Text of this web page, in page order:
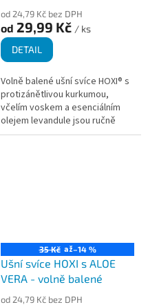
od 24,79 Kč bez DPH
od 29,99 Kč / ks
DETAIL
Volně balené ušní svíce HOXI® s
protizánětlivou kurkumou,
včelím voskem a esenciálním
olejem levandule jsou ručně
vyráběné v České republice z
35 Kč až–14 %
Ušní svíce HOXI s ALOE
VERA - volně balené
od 24,79 Kč bez DPH